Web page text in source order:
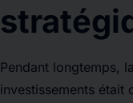
Pendant longtemps,
investissements était